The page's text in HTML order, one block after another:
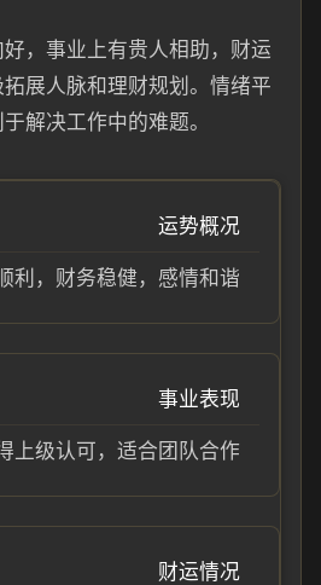
，事业上有贵人相助，财运
展人脉和理财规划。情绪平
解决工作中的难题。
运势概况
利，财务稳健，感情和谐
事业表现
上级认可，适合团队合作
财运情况